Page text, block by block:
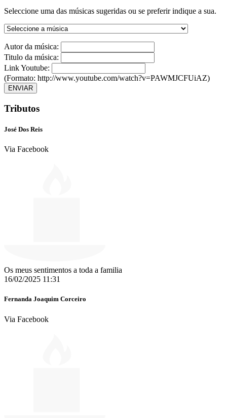
Seleccione uma das músicas sugeridas ou se preferir indique a sua.
Autor da música:
Titulo da música:
Link Youtube:
(Formato: http://www.youtube.com/watch?v=PAWMJCFUiAZ)
ENVIAR
Tributos
José Dos Reis
Via Facebook
Os meus sentimentos a toda a familia
16/02/2025 11:31
Fernanda Joaquim Corceiro
Via Facebook